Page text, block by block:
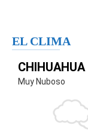
EL CLIMA
CHIHUAHUA
Muy Nuboso